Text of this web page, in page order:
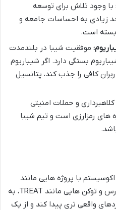
با وجود تلاش برای توسعه
زیادی به احساسات جامعه و
است.
موفقیت شیبا در بلندمدت
بستگی دارد. اگر شیباریوم
کافی را جذب کند، پتانسیل
و حملات امنیتی
های رمزارزی است و تیم شیبا
با پروژه هایی مانند
شیباریوم، شیبا سواپ، متاورس و توکن هایی مانند TREAT، به
واقعی تری پیدا کند و از یک